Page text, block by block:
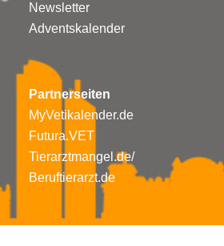
Newsletter
Adventskalender
Partnerseiten
MyVetikalender.de
Futura.VET
Tierarztmangel.de/
Beruftierarzt.de